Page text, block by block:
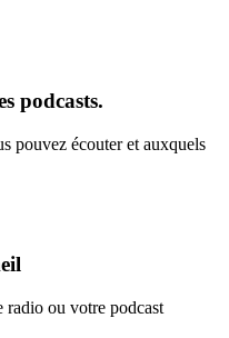
podcasts.
pouvez écouter et auxquels
radio ou votre podcast